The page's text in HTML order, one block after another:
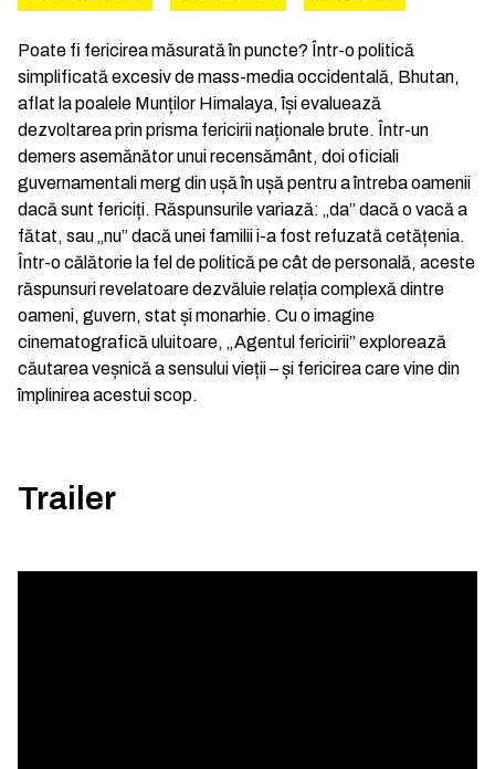
Poate fi fericirea măsurată în puncte? Într-o politică
simplificată excesiv de mass-media occidentală, Bhutan,
aflat la poalele Munților Himalaya, își evaluează
dezvoltarea prin prisma fericirii naționale brute. Într-un
demers asemănător unui recensământ, doi oficiali
guvernamentali merg din ușă în ușă pentru a întreba oamenii
dacă sunt fericiți. Răspunsurile variază: „da” dacă o vacă a
fătat, sau „nu” dacă unei familii i-a fost refuzată cetățenia.
Într-o călătorie la fel de politică pe cât de personală, aceste
răspunsuri revelatoare dezvăluie relația complexă dintre
oameni, guvern, stat și monarhie. Cu o imagine
cinematografică uluitoare, „Agentul fericirii” explorează
căutarea veșnică a sensului vieții – și fericirea care vine din
împlinirea acestui scop.
Trailer